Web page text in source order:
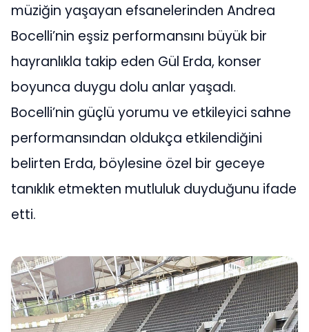
müziğin yaşayan efsanelerinden Andrea
Bocelli’nin eşsiz performansını büyük bir
hayranlıkla takip eden Gül Erda, konser
boyunca duygu dolu anlar yaşadı.
Bocelli’nin güçlü yorumu ve etkileyici sahne
performansından oldukça etkilendiğini
belirten Erda, böylesine özel bir geceye
tanıklık etmekten mutluluk duyduğunu ifade
etti.